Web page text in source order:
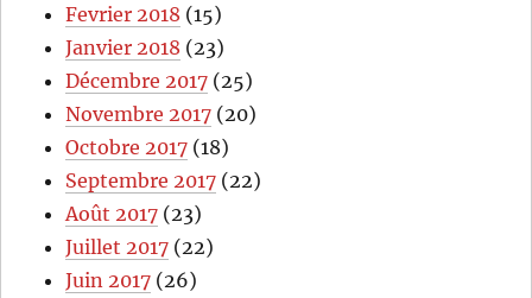
Fevrier 2018 (15)
Janvier 2018 (23)
Décembre 2017 (25)
Novembre 2017 (20)
Octobre 2017 (18)
Septembre 2017 (22)
Août 2017 (23)
Juillet 2017 (22)
Juin 2017 (26)